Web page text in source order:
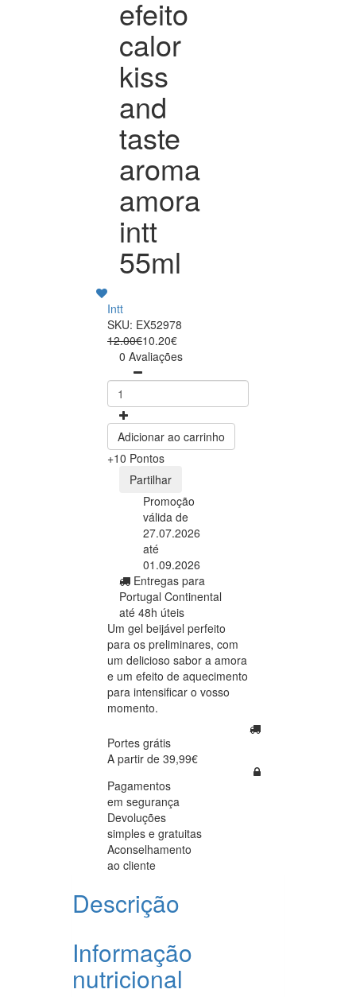
efeito
calor
kiss
and
taste
aroma
amora
intt
55ml
Intt
SKU: EX52978
12.00€10.20€
0 Avaliações
Adicionar ao carrinho
+10 Pontos
Partilhar
Promoção
válida de
27.07.2026
até
01.09.2026
Entregas para
Portugal Continental
até 48h úteis
Um gel beijável perfeito
para os preliminares, com
um delicioso sabor a amora
e um efeito de aquecimento
para intensificar o vosso
momento.
Portes grátis
A partir de 39,99€
Pagamentos
em segurança
Devoluções
simples e gratuitas
Aconselhamento
ao cliente
Descrição
Informação
nutricional